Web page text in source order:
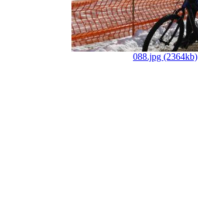
088.jpg (2364kb)